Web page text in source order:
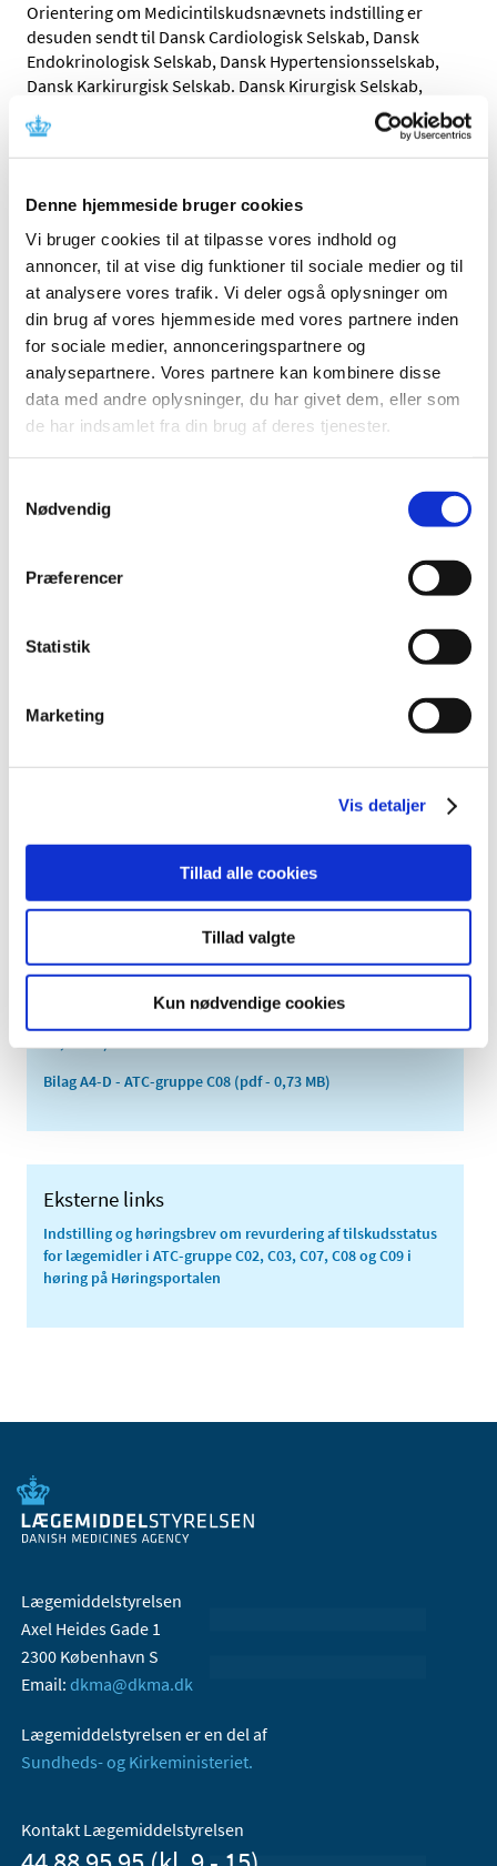
Denne hjemmeside bruger cookies
Vi bruger cookies til at tilpasse vores indhold og
annoncer, til at vise dig funktioner til sociale medier og til
at analysere vores trafik. Vi deler også oplysninger om
din brug af vores hjemmeside med vores partnere inden
for sociale medier, annonceringspartnere og
analysepartnere. Vores partnere kan kombinere disse
data med andre oplysninger, du har givet dem, eller som
de har indsamlet fra din brug af deres tjenester.
Nødvendig
Præferencer
Statistik
Marketing
Vis detaljer
Tillad alle cookies
Tillad valgte
Kun nødvendige cookies
Orientering om Medicintilskudsnævnets indstilling er
desuden sendt til Dansk Cardiologisk Selskab, Dansk
Endokrinologisk Selskab, Dansk Hypertensionsselskab,
Dansk Karkirurgisk Selskab. Dansk Kirurgisk Selskab,
Dansk Medicinsk Selskab, Dansk Nefrologisk Selskab,
Dansk Pædiatrisk Selskab, Dansk Selskab for Almen
Medicin, Dansk Selskab for Apopleksi, Dansk Selskab for
Selskab for Klinisk Farmakologi. Herudover er
Lægemiddelstyrelsen og Institut for Rationel
Farmakoterapi orienteret.
En engelsk oversættelse af indstillingen vil blive
offentliggjort inden for kort tid. Orientering herom sker
via nyhedsbrevetNetNews from the Danish Medicines
Agency.
Yderligere oplysningerkan fås ved henvendelse til
sektion for Medicintilskud, Send en mail.
Emner
Tilskud C09
Bilag A5-D - ATC-gruppe C09(pdf - 1,18 MB)
Medicintilskudsnævnets indstilling vedrørende revurdering
af tilskudsstatus for lægemidler i ATC-grupperne C02, C03,
C07, C08 og C09(pdf - 0,15 MB)
Bilag A4-D - ATC-gruppe C08 (pdf - 0,73 MB)
Eksterne links
Indstilling og høringsbrev om revurdering af tilskudsstatus
for lægemidler i ATC-gruppe C02, C03, C07, C08 og C09 i
høring på Høringsportalen
Lægemiddelstyrelsen
Axel Heides Gade 1
2300 København S
Email: dkma@dkma.dk
Lægemiddelstyrelsen er en del af
Sundheds- og Kirkeministeriet.
Kontakt Lægemiddelstyrelsen